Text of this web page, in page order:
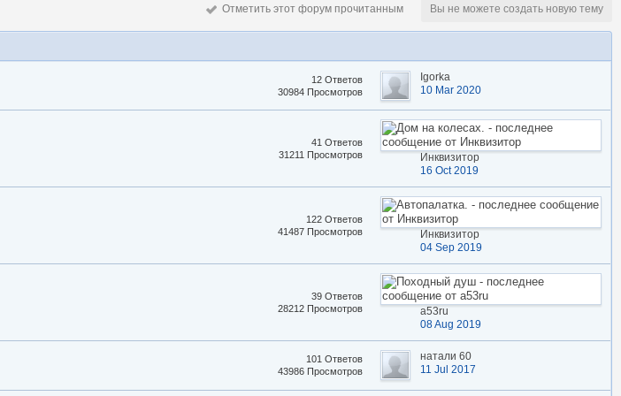
Вы не можете создать новую тему
Отметить этот форум прочитанным
12 Ответов
30984 Просмотров
Igorka
10 Mar 2020
41 Ответов
31211 Просмотров
Инквизитор
16 Oct 2019
122 Ответов
41487 Просмотров
Инквизитор
04 Sep 2019
39 Ответов
28212 Просмотров
a53ru
08 Aug 2019
101 Ответов
43986 Просмотров
натали 60
11 Jul 2017